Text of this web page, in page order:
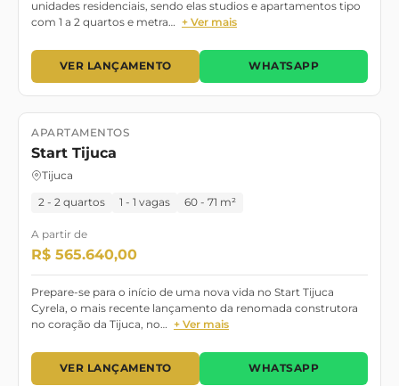
unidades residenciais, sendo elas studios e apartamentos tipo
com 1 a 2 quartos e metra… + Ver mais
VER LANÇAMENTO WHATSAPP
Lançamento
APARTAMENTOS
Start Tijuca
Tijuca
2 - 2 quartos 1 - 1 vagas 60 - 71 m²
A partir de
R$ 565.640,00
Prepare-se para o início de uma nova vida no Start Tijuca
Cyrela, o mais recente lançamento da renomada construtora
no coração da Tijuca, no… + Ver mais
VER LANÇAMENTO WHATSAPP